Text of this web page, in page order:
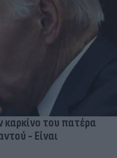
καρκίνο του πατέρα
- Είναι